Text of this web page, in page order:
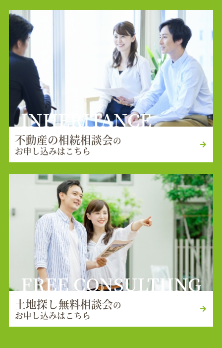
INHERITANCE
不動産の相続相談会の
お申し込みはこちら
FREE CONSULTIING
土地探し無料相談会の
お申し込みはこちら